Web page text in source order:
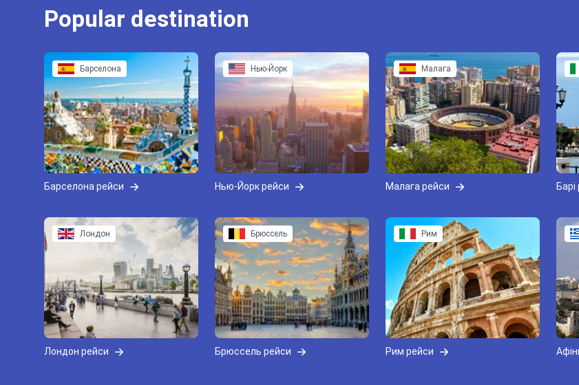
Popular destination
Барселона
Барселона рейси
Нью-Йорк
Нью-Йорк рейси
Малага
Малага рейси Барі
Лондон
Лондон рейси
Брюссель
Брюссель рейси
Рим
Рим рейси